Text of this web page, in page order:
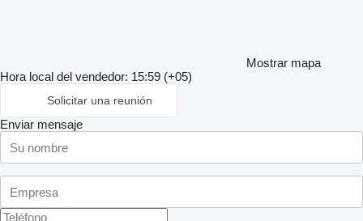
Mostrar mapa
Hora local del vendedor: 15:59 (+05)
Solicitar una reunión
Enviar mensaje